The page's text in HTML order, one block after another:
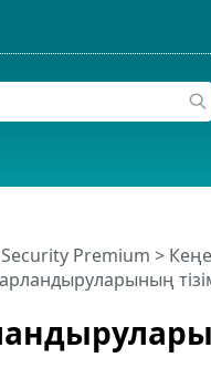
Security Premium >